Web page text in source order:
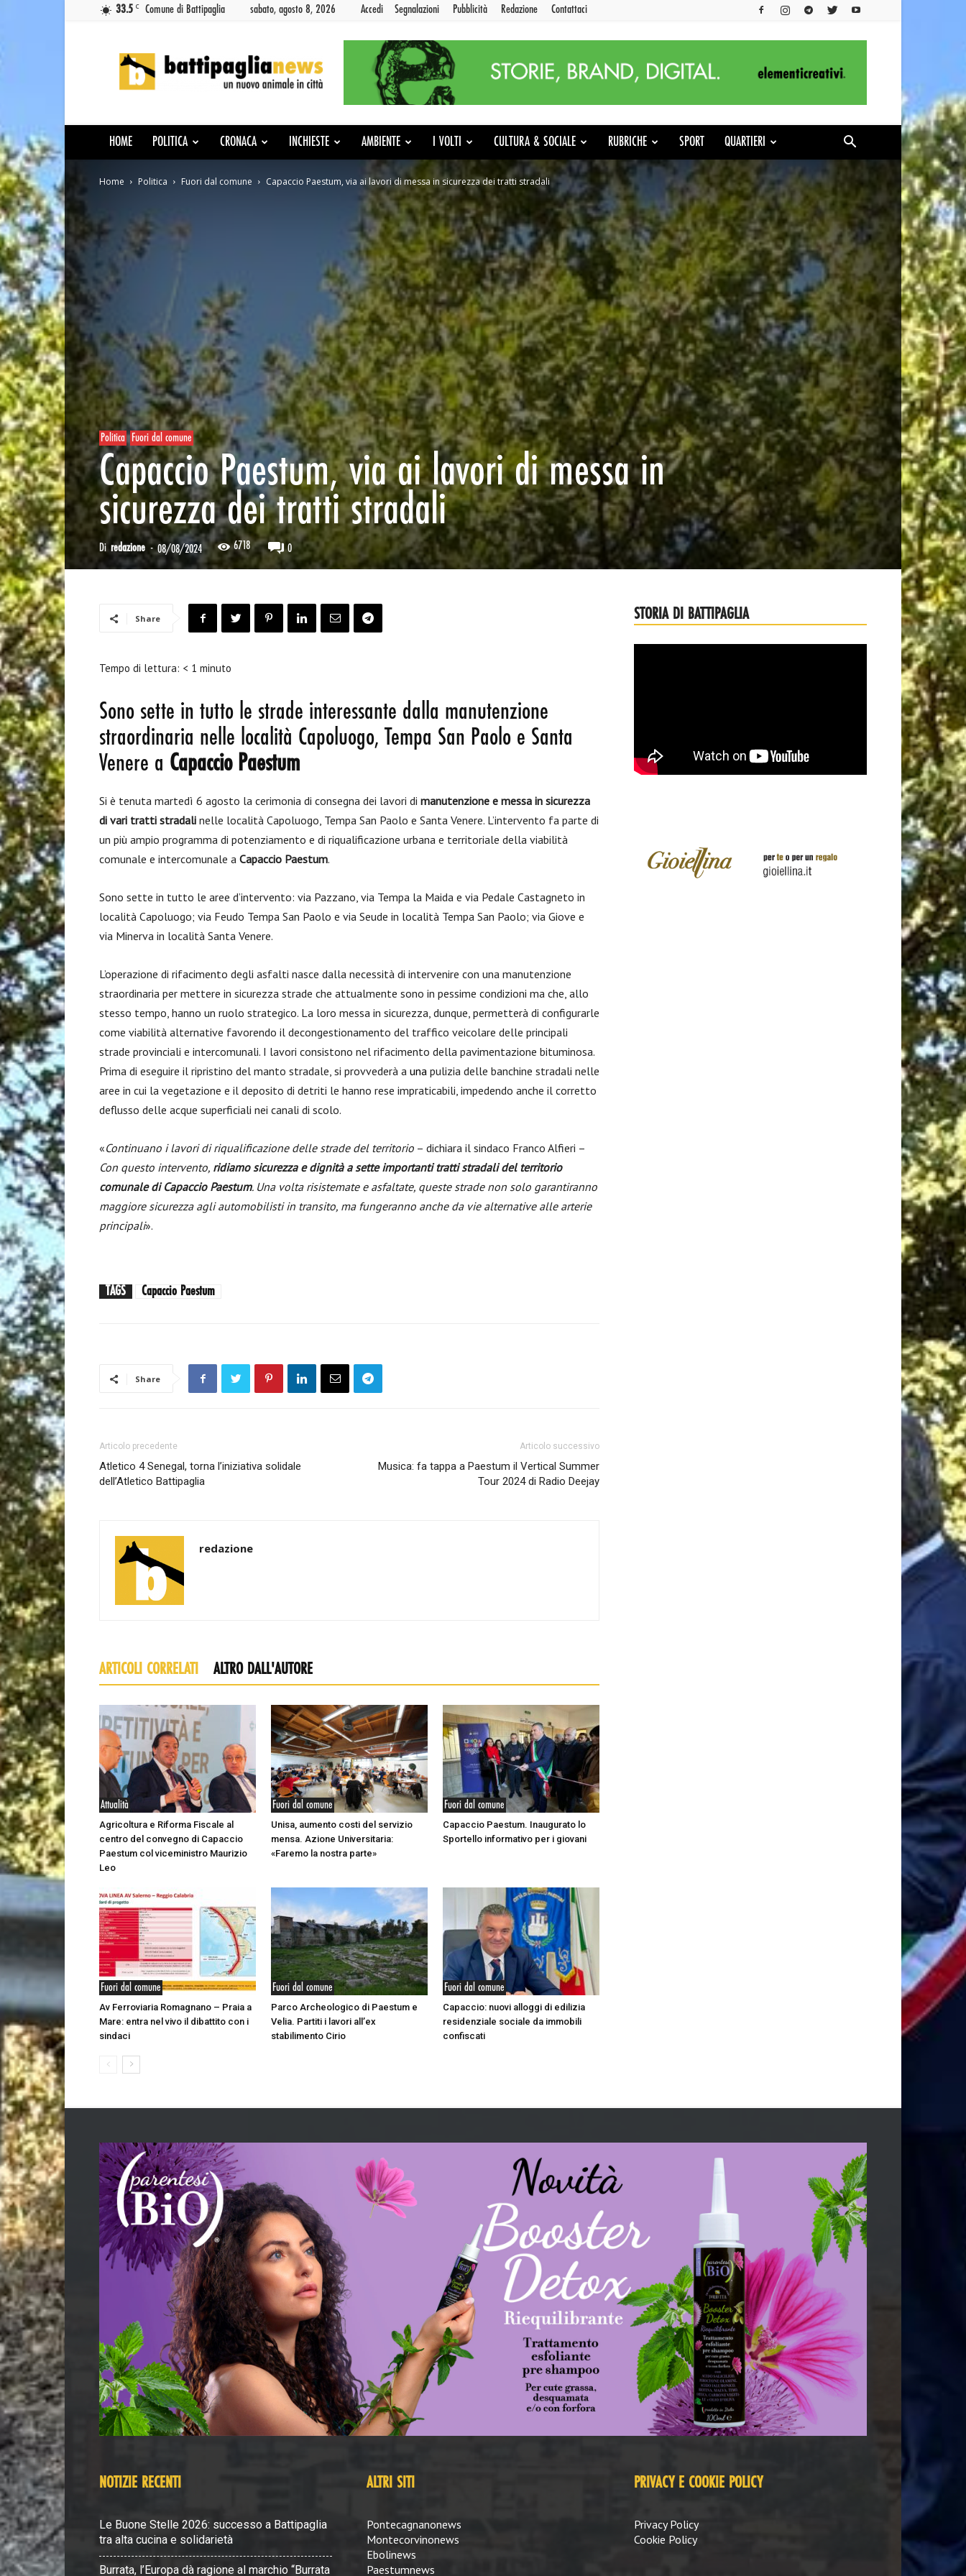
33.5 C Comune di Battipaglia sabato, agosto 8, 2026 Accedi Segnalazioni Pubblicità Redazione Contattaci
News
HOME POLITICA CRONACA INCHIESTE AMBIENTE I VOLTI CULTURA & SOCIALE RUBRICHE SPORT QUARTIERI
Home Politica Fuori dal comune Capaccio Paestum, via ai lavori di messa in sicurezza dei tratti stradali
Politica Fuori dal comune
Capaccio Paestum, via ai lavori di messa in
sicurezza dei tratti stradali
Di redazione - 08/08/2024 6718 0
Share
Tempo di lettura: < 1 minuto
Sono sette in tutto le strade interessante dalla manutenzione
straordinaria nelle località Capoluogo, Tempa San Paolo e Santa
Venere a Capaccio Paestum
Si è tenuta martedì 6 agosto la cerimonia di consegna dei lavori di manutenzione e messa in sicurezza
di vari tratti stradali nelle località Capoluogo, Tempa San Paolo e Santa Venere. L’intervento fa parte di
un più ampio programma di potenziamento e di riqualificazione urbana e territoriale della viabilità
comunale e intercomunale a Capaccio Paestum.
Sono sette in tutto le aree d’intervento: via Pazzano, via Tempa la Maida e via Pedale Castagneto in
località Capoluogo; via Feudo Tempa San Paolo e via Seude in località Tempa San Paolo; via Giove e
via Minerva in località Santa Venere.
L’operazione di rifacimento degli asfalti nasce dalla necessità di intervenire con una manutenzione
straordinaria per mettere in sicurezza strade che attualmente sono in pessime condizioni ma che, allo
stesso tempo, hanno un ruolo strategico. La loro messa in sicurezza, dunque, permetterà di configurarle
come viabilità alternative favorendo il decongestionamento del traffico veicolare delle principali
strade provinciali e intercomunali. I lavori consistono nel rifacimento della pavimentazione bituminosa.
Prima di eseguire il ripristino del manto stradale, si provvederà a una pulizia delle banchine stradali nelle
aree in cui la vegetazione e il deposito di detriti le hanno rese impraticabili, impedendo anche il corretto
deflusso delle acque superficiali nei canali di scolo.
«Continuano i lavori di riqualificazione delle strade del territorio – dichiara il sindaco Franco Alfieri –
Con questo intervento, ridiamo sicurezza e dignità a sette importanti tratti stradali del territorio
comunale di Capaccio Paestum. Una volta risistemate e asfaltate, queste strade non solo garantiranno
maggiore sicurezza agli automobilisti in transito, ma fungeranno anche da vie alternative alle arterie
principali».
TAGS Capaccio Paestum
Share
Articolo precedente
Atletico 4 Senegal, torna l’iniziativa solidale
dell’Atletico Battipaglia
Articolo successivo
Musica: fa tappa a Paestum il Vertical Summer
Tour 2024 di Radio Deejay
redazione
ARTICOLI CORRELATI ALTRO DALL'AUTORE
Attualità
Agricoltura e Riforma Fiscale al
centro del convegno di Capaccio
Paestum col viceministro Maurizio
Leo
Fuori dal comune
Unisa, aumento costi del servizio
mensa. Azione Universitaria:
«Faremo la nostra parte»
Fuori dal comune
Capaccio Paestum. Inaugurato lo
Sportello informativo per i giovani
Fuori dal comune
Av Ferroviaria Romagnano – Praia a
Mare: entra nel vivo il dibattito con i
sindaci
Fuori dal comune
Parco Archeologico di Paestum e
Velia. Partiti i lavori all’ex
stabilimento Cirio
Fuori dal comune
Capaccio: nuovi alloggi di edilizia
residenziale sociale da immobili
confiscati
STORIA DI BATTIPAGLIA
NOTIZIE RECENTI
Le Buone Stelle 2026: successo a Battipaglia
tra alta cucina e solidarietà
Burrata, l’Europa dà ragione al marchio “Burrata
ALTRI SITI
Pontecagnanonews
Montecorvinonews
Ebolinews
Paestumnews
PRIVACY E COOKIE POLICY
Privacy Policy
Cookie Policy